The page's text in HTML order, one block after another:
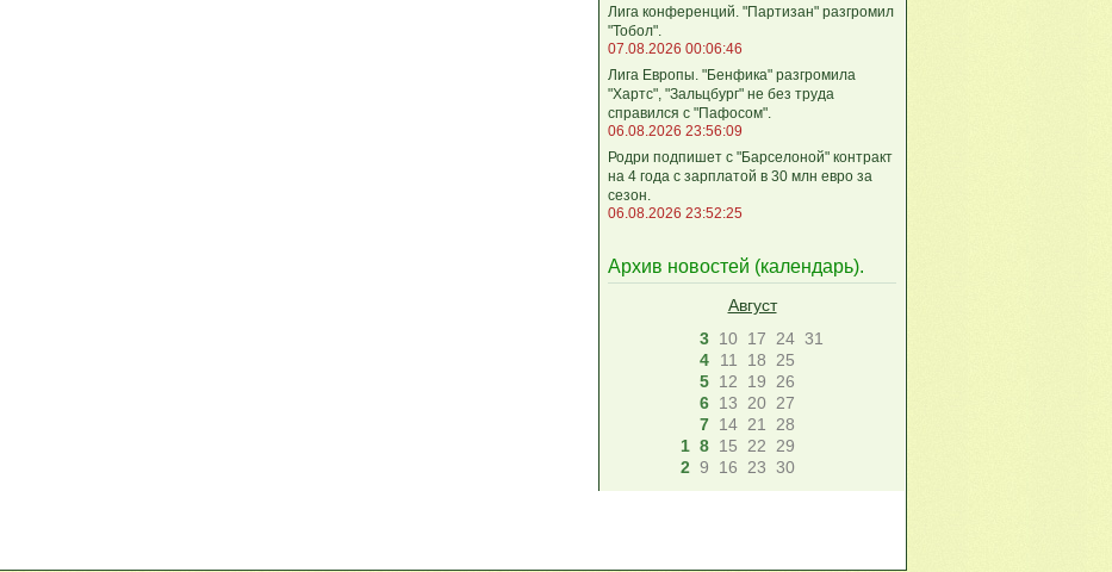
Лига кoнференций. "Партизан" разгромил
"Тобол".
07.08.2026 00:06:46
Лига Европы. "Бенфика" разгромила
"Хартс", "Зальцбург" не без труда
справился с "Пафосом".
06.08.2026 23:56:09
Родри подпишет с "Барселоной" контракт
на 4 года с зарплатой в 30 млн евро за
сезон.
06.08.2026 23:52:25
Архив новостей (календарь).
Август
3 10 17 24 31
4
11 18
25
5 12 19
26
6 13 20 27
7 14 21
28
1 8 15 22
29
2 9 16 23 30